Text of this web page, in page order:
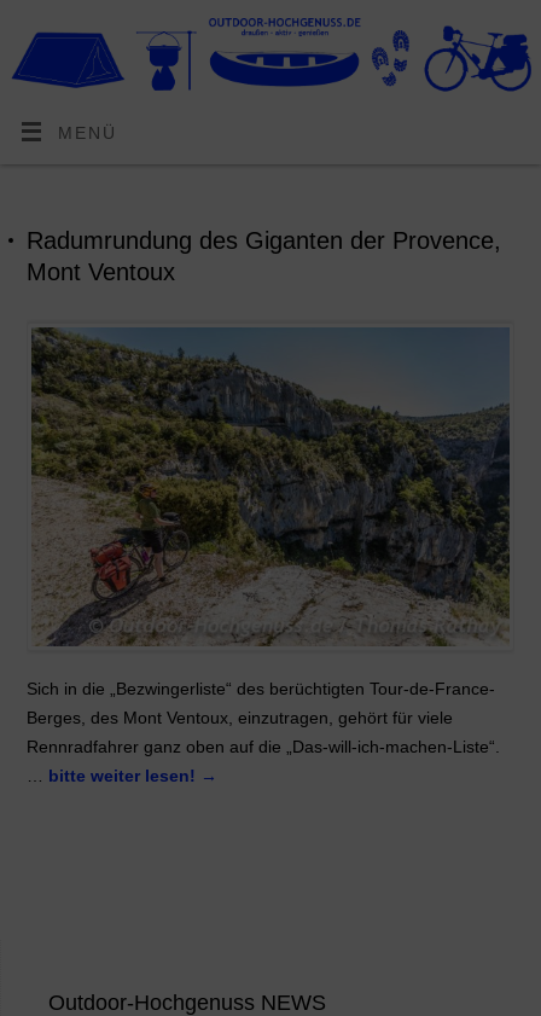
MENÜ
Radumrundung des Giganten der Provence,
Mont Ventoux
Sich in die „Bezwingerliste“ des berüchtigten Tour-de-France-
Berges, des Mont Ventoux, einzutragen, gehört für viele
Rennradfahrer ganz oben auf die „Das-will-ich-machen-Liste“.
bitte weiter lesen! →
Outdoor-Hochgenuss NEWS